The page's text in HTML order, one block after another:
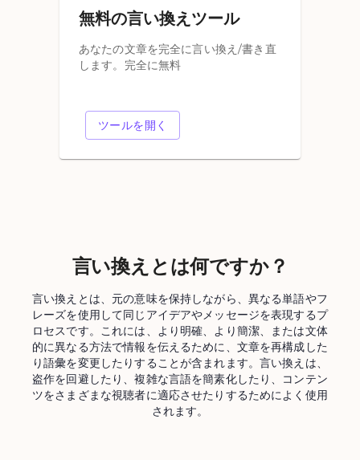
無料の言い換えツール
あなたの文章を完全に言い換え/書き直
します。完全に無料
ツールを開く
言い換えとは何ですか？
言い換えとは、元の意味を保持しながら、異なる単語やフ
レーズを使用して同じアイデアやメッセージを表現するプ
ロセスです。これには、より明確、より簡潔、または文体
的に異なる方法で情報を伝えるために、文章を再構成した
り語彙を変更したりすることが含まれます。言い換えは、
盗作を回避したり、複雑な言語を簡素化したり、コンテン
ツをさまざまな視聴者に適応させたりするためによく使用
されます。